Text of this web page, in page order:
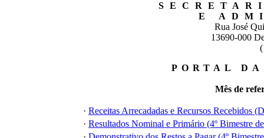
E
Rua José
13690-000
PORTAL
Mês de
· Receitas Arrecadadas e Recursos Recebidos
· Resultados Nominal e Primário (4º Bimestre